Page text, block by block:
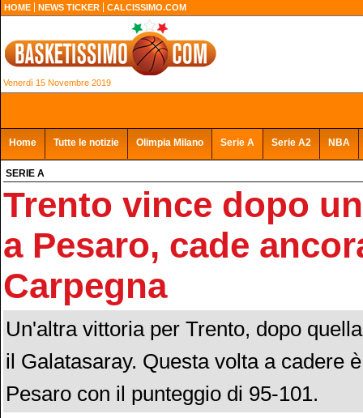
HOME NEWS TICKER CALCISSIMO.COM
Venerdì 15 Novembre 2019
Home Tutte le notizie Olimpia Milano Serie A Serie A2 NBA
SERIE A
Trento vince dopo
a Pesaro, cade
Carpegna
Un'altra vittoria per Trento, dopo
il Galatasaray. Questa volta a cadere
Pesaro con il punteggio di 95-101.